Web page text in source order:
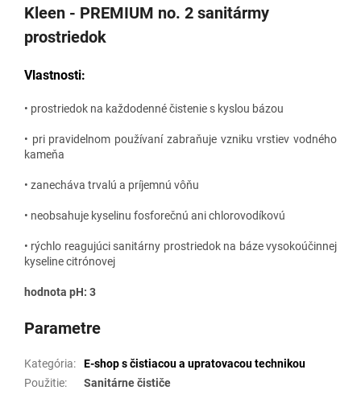
Kleen - PREMIUM no. 2 sanitármy
prostriedok
Vlastnosti:
• prostriedok na každodenné čistenie s kyslou bázou
• pri pravidelnom používaní zabraňuje vzniku vrstiev vodného
kameňa
• zanecháva trvalú a príjemnú vôňu
• neobsahuje kyselinu fosforečnú ani chlorovodíkovú
• rýchlo reagujúci sanitárny prostriedok na báze vysokoúčinnej
kyseline citrónovej
hodnota pH: 3
Parametre
Kategória:
E-shop s čistiacou a upratovacou technikou
Použitie: Sanitárne čističe